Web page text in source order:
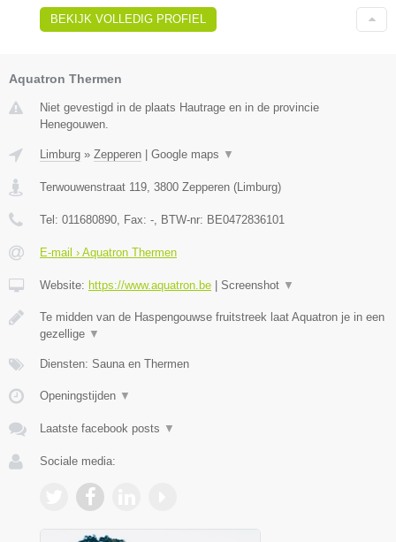
BEKIJK VOLLEDIG PROFIEL
Aquatron Thermen
Niet gevestigd in de plaats Hautrage en in de provincie
Henegouwen.
Limburg » Zepperen | Google maps ▼
Terwouwenstraat 119 3800 Zepperen (Limburg)
Tel: 011680890 , Fax: - , BTW-nr: BE0472836101
E-mail › Aquatron Thermen
Website: https://www.aquatron.be | Screenshot ▼
Te midden van de Haspengouwse fruitstreek laat Aquatron je in een
gezellige ▼
Diensten: Sauna en Thermen
Openingstijden ▼
Laatste facebook posts ▼
Sociale media: